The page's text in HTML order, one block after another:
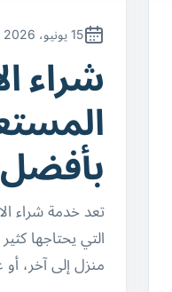
15 يونيو، 2026
شراء
بأفضل
تعد خدمة شراء
التي يحتاجها
منزل إلى آخر، أو